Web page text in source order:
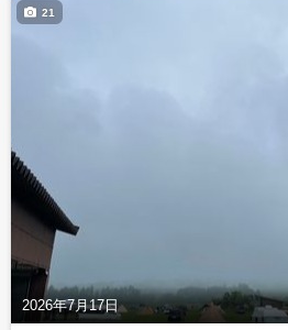
2026年7月17日
21